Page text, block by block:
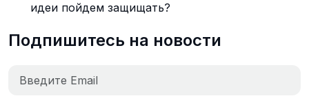
идеи пойдем защищать?
Подпишитесь на новости